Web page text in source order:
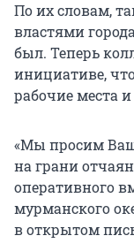
По их словам,
властями
был. Теперь
инициативе,
рабочие места
«Мы просим
на грани
оперативного
мурманского
в открытом